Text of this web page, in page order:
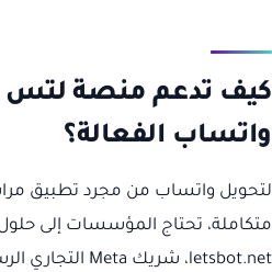
كيف تدعم منصة لتس
واتساب الفعالة؟
لتحويل واتساب من مجرد تطبيق
متكاملة، تحتاج المؤسسات إلى
letsbot.net، شريك Meta التجاري الرسمي، الذي يوفر